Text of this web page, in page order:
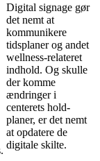
Digital signage gør
det nemt at
kommunikere
tidsplaner og andet
wellness-relateret
indhold. Og skulle
der komme
ændringer i
centerets hold-
planer, er det nemt
at opdatere de
digitale skilte.